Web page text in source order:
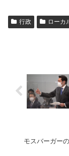
行政 ローカ
モスバーガー